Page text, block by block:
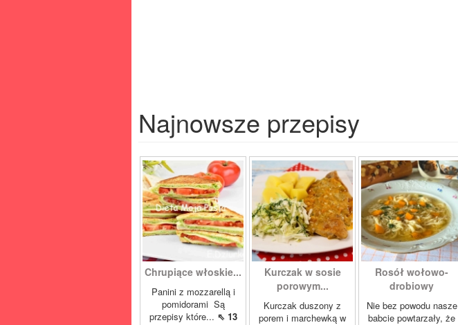
Najnowsze przepisy
Chrupiące włoskie...
Panini z mozzarellą i
pomidorami Są
przepisy które... ⇖ 13
Kurczak w sosie
porowym...
Kurczak duszony z
porem i marchewką w
Rosół wołowo-
drobiowy
Nie bez powodu nasze
babcie powtarzały, że